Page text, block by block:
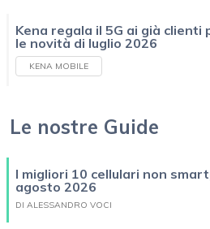
Kena regala il 5G ai già clienti
le novità di luglio 2026
KENA MOBILE
Le nostre Guide
I migliori 10 cellulari non
agosto 2026
DI ALESSANDRO VOCI